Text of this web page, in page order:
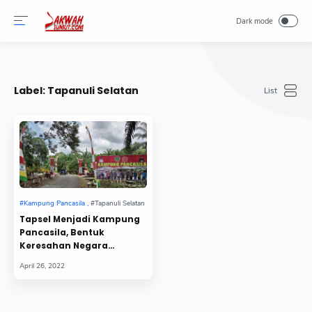
Label: Tapanuli Selatan
Tapsel Menjadi Kampung
Pancasila, Bentuk
Keresahan Negara
Ideologi Sempurna ?